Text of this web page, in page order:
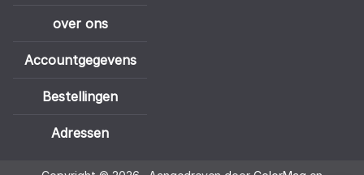
over ons
Accountgegevens
Bestellingen
Adressen